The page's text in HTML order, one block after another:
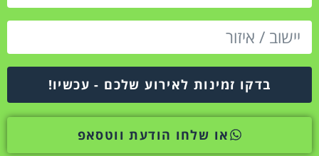
בדקו זמינות לאירוע שלכם - עכשיו!
או שלחו הודעת ווטסאפ